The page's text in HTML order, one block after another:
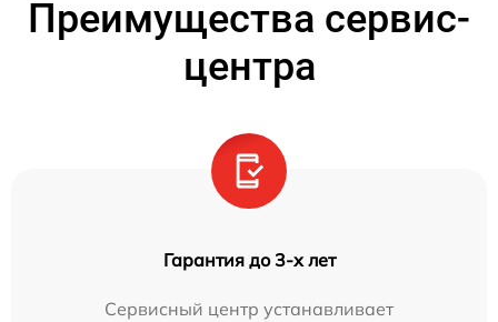
Преимущества сервис-
центра
Гарантия до 3-х лет
Сервисный центр устанавливает